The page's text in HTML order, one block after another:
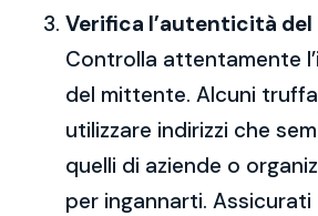
Verifica l’autenticità
Controlla attentamente
del mittente. Alcuni
utilizzare indirizzi che
quelli di aziende o
per ingannarti. Assicurati